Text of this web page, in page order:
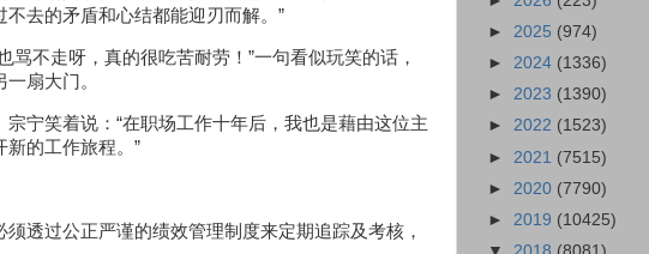
去的矛盾和心结都能迎刃而解。”
不走呀，真的很吃苦耐劳！”一句看似玩笑的话，
扇大门。
宁笑着说：“在职场工作十年后，我也是藉由这位主
新的工作旅程。”
透过公正严谨的绩效管理制度来定期追踪及考核，
► 2025 (974)
► 2024 (1336)
► 2023 (1390)
► 2022 (1523)
► 2021 (7515)
► 2020 (7790)
► 2019 (10425)